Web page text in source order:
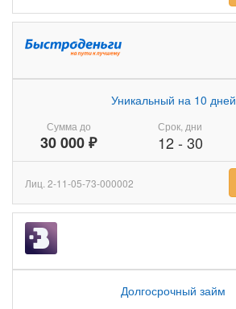
Сумма до
30 000 ₽
Уникальный на 10 дней
Срок, дни
12- 30
Лиц. 2-11-05-73-000002
Долгосрочный займ